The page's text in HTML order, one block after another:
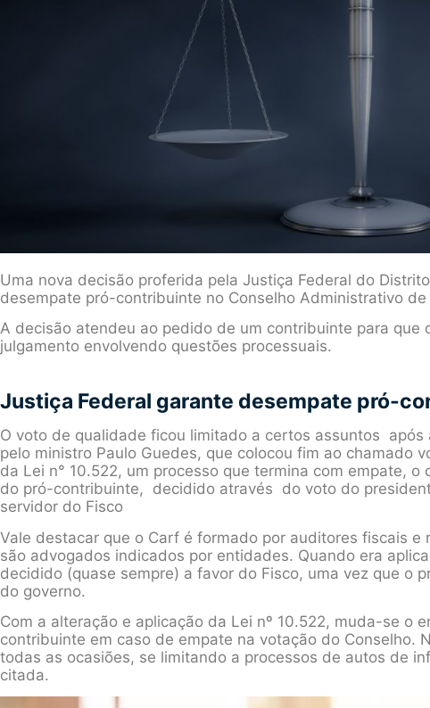
Uma nova decisão proferida pela Justiça Federal do
desempate pró-contribuinte no Conselho Administrativo de
A decisão atendeu ao pedido de um contribuinte para que
julgamento envolvendo questões processuais.
Justiça Federal garante desempate pró-
O voto de qualidade ficou limitado a certos assuntos
pelo ministro Paulo Guedes, que colocou fim ao chamado
da Lei n° 10.522, um processo que termina com empate,
do pró-contribuinte, decidido através do voto do
servidor do Fisco
Vale destacar que o Carf é formado por auditores fiscais
são advogados indicados por entidades. Quando era
decidido (quase sempre) a favor do Fisco, uma vez que o
do governo.
Com a alteração e aplicação da Lei nº 10.522, muda-se o
contribuinte em caso de empate na votação do Conselho.
todas as ocasiões, se limitando a processos de autos de
citada.